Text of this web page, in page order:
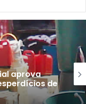
aprova
de